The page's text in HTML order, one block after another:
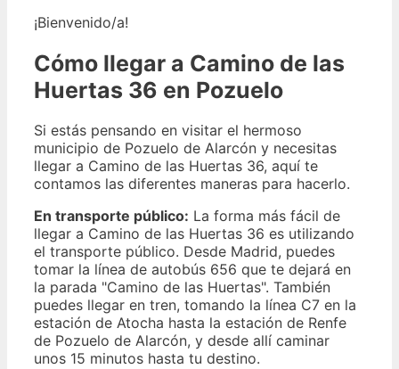
¡Bienvenido/a!
Cómo llegar a Camino de las
Huertas 36 en Pozuelo
Si estás pensando en visitar el hermoso
municipio de Pozuelo de Alarcón y necesitas
llegar a Camino de las Huertas 36, aquí te
contamos las diferentes maneras para hacerlo.
En transporte público: La forma más fácil de
llegar a Camino de las Huertas 36 es utilizando
el transporte público. Desde Madrid, puedes
tomar la línea de autobús 656 que te dejará en
la parada "Camino de las Huertas". También
puedes llegar en tren, tomando la línea C7 en la
estación de Atocha hasta la estación de Renfe
de Pozuelo de Alarcón, y desde allí caminar
unos 15 minutos hasta tu destino.